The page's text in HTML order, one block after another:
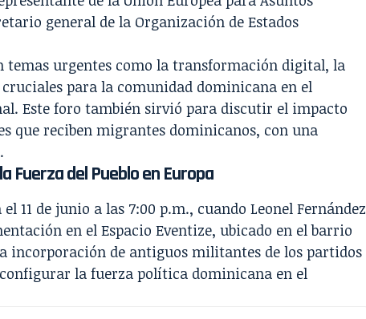
general de la Organización de Estados
temas urgentes como la transformación digital, la
para la comunidad dominicana en el
Este foro también sirvió para discutir el impacto
que reciben migrantes dominicanos, con una
del Pueblo en Europa
11 de junio a las 7:00 p.m., cuando Leonel Fernández
en el Espacio Eventize, ubicado en el barrio
incorporación de antiguos militantes de los partidos
la fuerza política dominicana en el